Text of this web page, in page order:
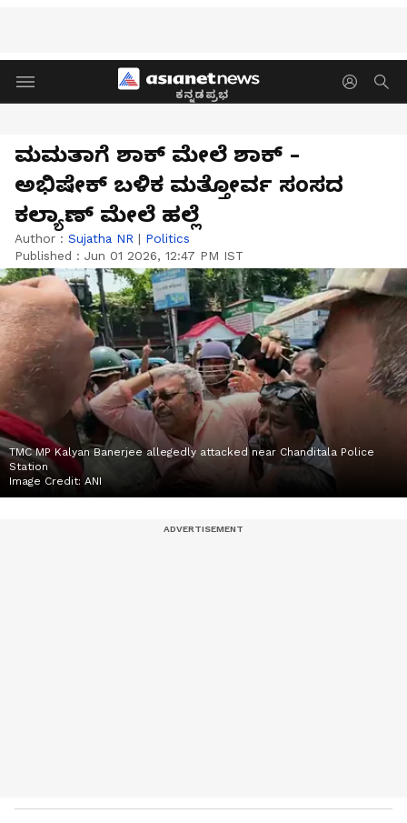
ಕನ್ನಡಪ್ರಭ
ಮಮತಾಗೆ ಶಾಕ್‌ ಮೇಲೆ ಶಾಕ್‌ -
ಅಭಿಷೇಕ್‌ ಬಳಿಕ ಮತ್ತೋರ್ವ ಸಂಸದ
ಕಲ್ಯಾಣ್ ಮೇಲೆ ಹಲ್ಲೆ
Author : Sujatha NR | Politics
Published : Jun 01 2026, 12:47 PM IST
TMC MP Kalyan Banerjee allegedly attacked near Chanditala Police
Station
Image Credit: ANI